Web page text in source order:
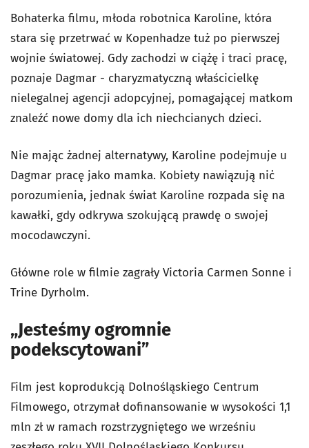
Bohaterka filmu, młoda robotnica Karoline, która
stara się przetrwać w Kopenhadze tuż po pierwszej
wojnie światowej. Gdy zachodzi w ciążę i traci pracę,
poznaje Dagmar - charyzmatyczną właścicielkę
nielegalnej agencji adopcyjnej, pomagającej matkom
znaleźć nowe domy dla ich niechcianych dzieci.
Nie mając żadnej alternatywy, Karoline podejmuje u
Dagmar pracę jako mamka. Kobiety nawiązują niċ
porozumienia, jednak świat Karoline rozpada się na
kawałki, gdy odkrywa szokującą prawdę o swojej
mocodawczyni.
Główne role w filmie zagrały Victoria Carmen Sonne i
Trine Dyrholm.
„Jesteśmy ogromnie
podekscytowani”
Film jest koprodukcją Dolnośląskiego Centrum
Filmowego, otrzymał dofinansowanie w wysokości 1,1
mln zł w ramach rozstrzygniętego we wrześniu